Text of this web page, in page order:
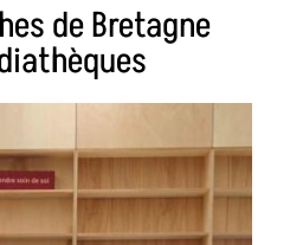
de Bretagne